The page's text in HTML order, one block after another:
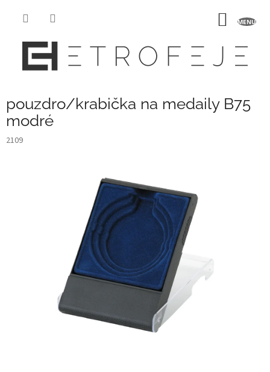
pouzdro/krabička na medaily B75
modré
2109